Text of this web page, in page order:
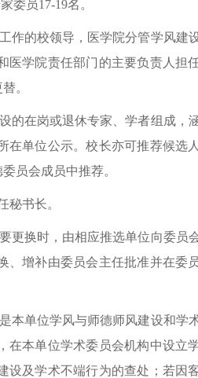
委员17-19名。
作的校领导，医学院分管学风建
医学院责任部门的主要负责人担
。
的在岗或退休专家、学者组成，
在单位公示。校长亦可推荐候选
员会成员中推荐。
秘书长。
更换时，由相应推选单位向委员
、增补由委员会主任批准并在委
本单位学风与师德师风建设和学
在本单位学术委员会机构中设立
设及学术不端行为的查处；若因